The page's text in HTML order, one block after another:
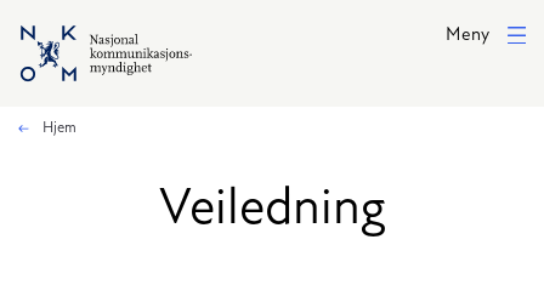
Hopp til hovedinnhold
Meny
Hjem
Veiledning